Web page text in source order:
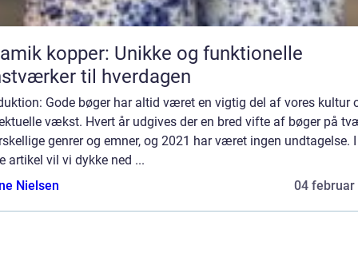
kopper: Unikke og funktionelle
til hverdagen
Gode bøger har altid været en vigtig del af vores kultur
vækst. Hvert år udgives der en bred vifte af bøger på
genrer og emner, og 2021 har været ingen undtagelse. I
artikel vil vi dykke ned ...
Nielsen
04 februar